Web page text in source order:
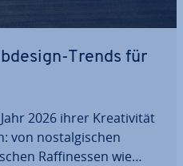
Trends für
2026 ihrer Krea­ti­vi­tät
von nost­al­gi­schen
Raf­fi­nes­sen wie